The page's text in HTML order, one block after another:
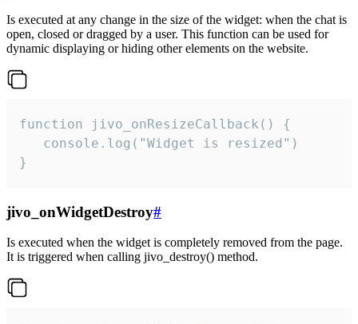
Is executed at any change in the size of the widget: when the chat is
open, closed or dragged by a user. This function can be used for
dynamic displaying or hiding other elements on the website.
function jivo_onResizeCallback() {
   console.log("Widget is resized")
}
jivo_onWidgetDestroy#
Is executed when the widget is completely removed from the page.
It is triggered when calling jivo_destroy() method.